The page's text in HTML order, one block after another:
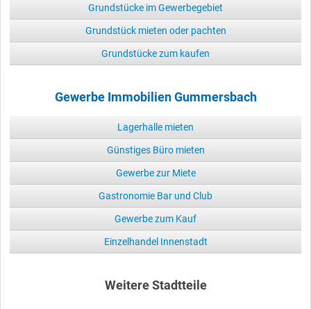
Grundstücke im Gewerbegebiet
Grundstück mieten oder pachten
Grundstücke zum kaufen
Gewerbe Immobilien Gummersbach
Lagerhalle mieten
Günstiges Büro mieten
Gewerbe zur Miete
Gastronomie Bar und Club
Gewerbe zum Kauf
Einzelhandel Innenstadt
Weitere Stadtteile